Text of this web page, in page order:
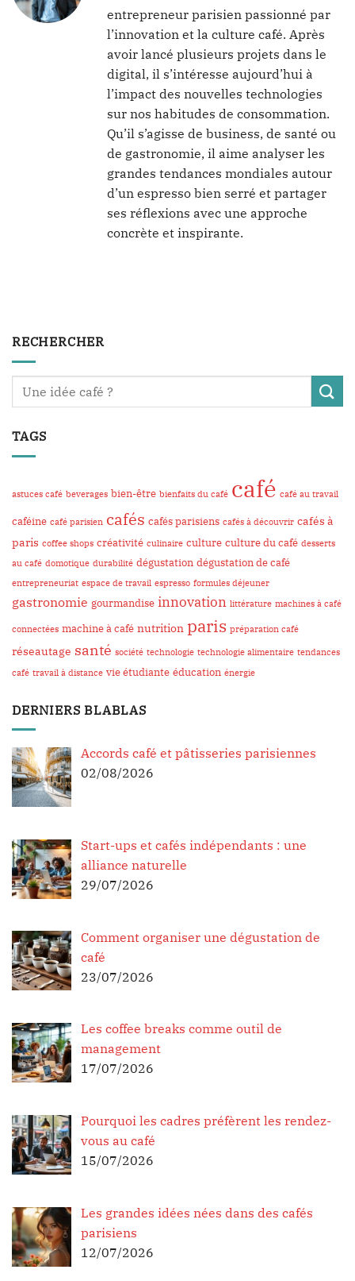
entrepreneur parisien passionné par
l’innovation et la culture café. Après
avoir lancé plusieurs projets dans le
digital, il s’intéresse aujourd’hui à
l’impact des nouvelles technologies
sur nos habitudes de consommation.
Qu’il s’agisse de business, de santé ou
de gastronomie, il aime analyser les
grandes tendances mondiales autour
d’un espresso bien serré et partager
ses réflexions avec une approche
concrète et inspirante.
RECHERCHER
TAGS
astuces café beverages bien-être bienfaits du café café café au travail
caféine café parisien cafés cafés parisiens cafés à découvrir cafés à
paris coffee shops créativité culinaire culture culture du café desserts
au café domotique durabilité dégustation dégustation de café
entrepreneuriat espace de travail espresso formules déjeuner
gastronomie gourmandise innovation littérature machines à café
connectées machine à café nutrition paris préparation café
réseautage santé société technologie technologie alimentaire tendances
café travail à distance vie étudiante éducation énergie
DERNIERS BLABLAS
Accords café et pâtisseries parisiennes
02/08/2026
Start-ups et cafés indépendants : une
alliance naturelle
29/07/2026
Comment organiser une dégustation de
café
23/07/2026
Les coffee breaks comme outil de
management
17/07/2026
Pourquoi les cadres préfèrent les rendez-
vous au café
15/07/2026
Les grandes idées nées dans des cafés
parisiens
12/07/2026